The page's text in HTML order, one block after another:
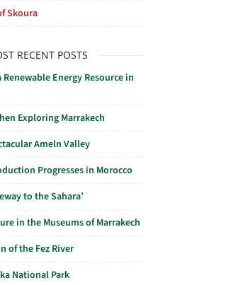
Skoura
RECENT POSTS
Energy Resource in
Exploring Marrakech
Ameln Valley
Progresses in Morocco
to the Sahara’
in the Museums of Marrakech
of the Fez River
National Park